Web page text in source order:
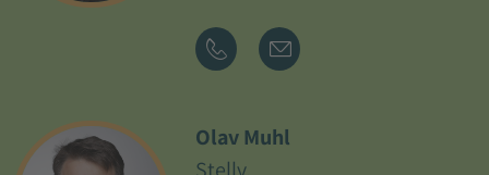
Olav Muhl
Stellv.